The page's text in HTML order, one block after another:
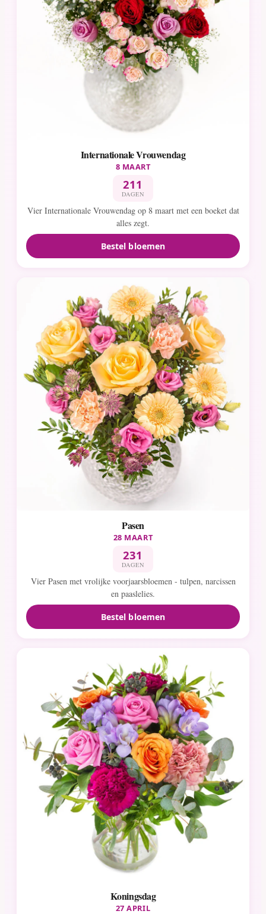
Internationale Vrouwendag
8 MAART
211
DAGEN
Vier Internationale Vrouwendag op 8 maart met een boeket dat
alles zegt.
Bestel bloemen
Pasen
28 MAART
231
DAGEN
Vier Pasen met vrolijke voorjaarsbloemen - tulpen, narcissen
en paaslelies.
Bestel bloemen
Koningsdag
27 APRIL